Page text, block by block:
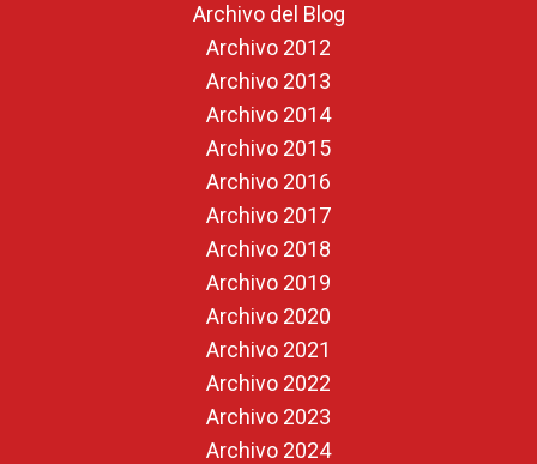
Archivo del Blog
Archivo 2012
Archivo 2013
Archivo 2014
Archivo 2015
Archivo 2016
Archivo 2017
Archivo 2018
Archivo 2019
Archivo 2020
Archivo 2021
Archivo 2022
Archivo 2023
Archivo 2024